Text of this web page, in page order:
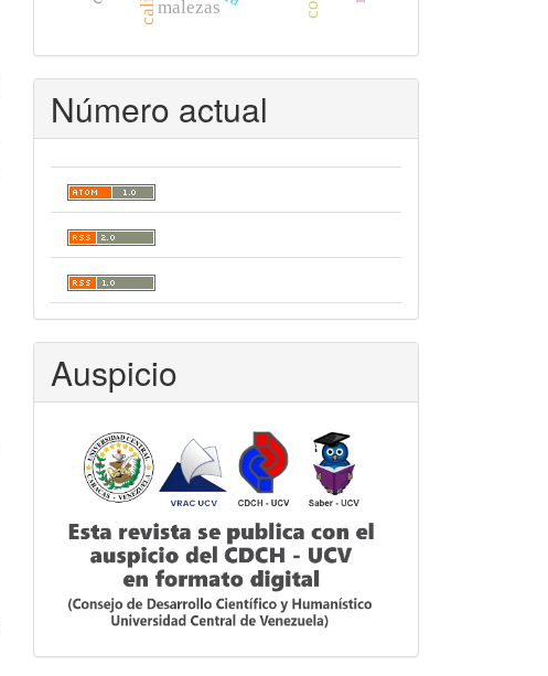
malezas
Número actual
Auspicio